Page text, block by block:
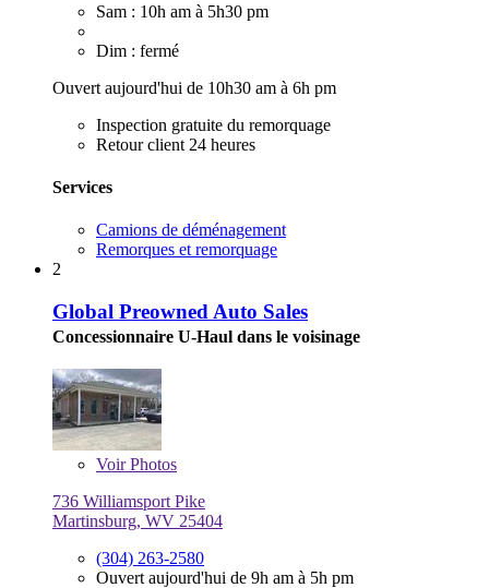
Sam : 10h am à 5h30 pm
Dim : fermé
Ouvert aujourd'hui de 10h30 am à 6h pm
Inspection gratuite du remorquage
Retour client 24 heures
Services
Camions de déménagement
Remorques et remorquage
2
Global Preowned Auto Sales
Concessionnaire U-Haul dans le voisinage
VoirPhotos
736 Williamsport Pike
Martinsburg, WV 25404
(304) 263-2580
Ouvert aujourd'hui de 9h am à 5h pm